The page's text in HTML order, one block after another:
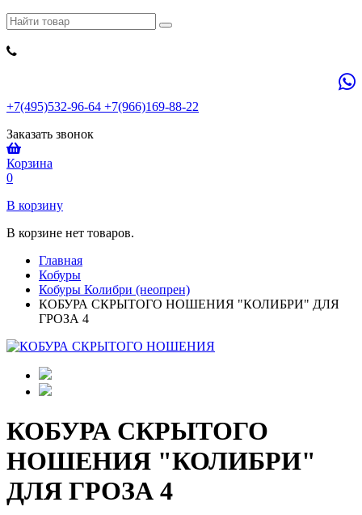
+7(495)532-96-64 +7(966)169-88-22
Заказать звонок
Корзина
0
В корзину
В корзине нет товаров.
Главная
Кобуры
Кобуры Колибри (неопрен)
КОБУРА СКРЫТОГО НОШЕНИЯ "КОЛИБРИ" ДЛЯ
ГРОЗА 4
КОБУРА СКРЫТОГО
НОШЕНИЯ "КОЛИБРИ"
ДЛЯ ГРОЗА 4